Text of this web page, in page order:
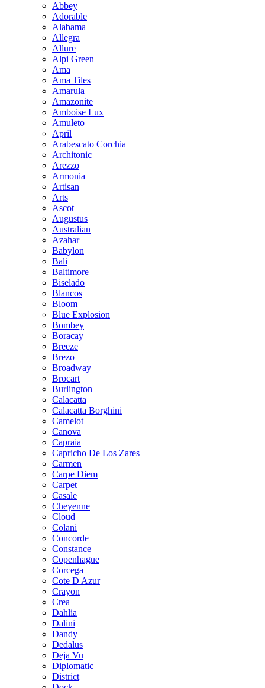
Abbey
Adorable
Alabama
Allegra
Allure
Alpi Green
Ama
Ama Tiles
Amarula
Amazonite
Amboise Lux
Amuleto
April
Arabescato Corchia
Architonic
Arezzo
Armonia
Artisan
Arts
Ascot
Augustus
Australian
Azahar
Babylon
Bali
Baltimore
Biselado
Blancos
Bloom
Blue Explosion
Bombey
Boracay
Breeze
Brezo
Broadway
Brocart
Burlington
Calacatta
Calacatta Borghini
Camelot
Canova
Capraia
Capricho De Los Zares
Carmen
Carpe Diem
Carpet
Casale
Cheyenne
Cloud
Colani
Concorde
Constance
Copenhague
Corcega
Cote D Azur
Crayon
Crea
Dahlia
Dalini
Dandy
Dedalus
Deja Vu
Diplomatic
District